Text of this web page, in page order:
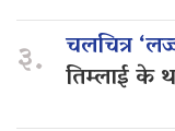
३. चलचित्र
तिम्लाई के